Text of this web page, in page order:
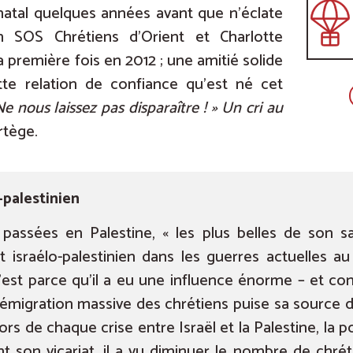
quelques années avant que n’éclate
Chrétiens d’Orient et Charlotte
fois en 2012 ; une amitié solide
relation de confiance qu’est né cet
nous laissez pas disparaître ! » Un cri au
en Palestine, « les plus belles de son
israélo-palestinien dans les guerres actuelles
parce qu’il a eu une influence énorme – et
massive des chrétiens puise sa
de chaque crise entre Israël et la Palestine, la